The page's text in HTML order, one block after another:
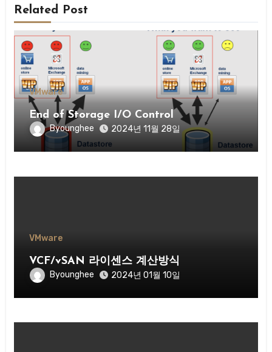
Related Post
VMware
End of Storage I/O Control
Byounghee 2024년 11월 28일
VMware
VCF/vSAN 라이센스 계산방식
Byounghee 2024년 01월 10일